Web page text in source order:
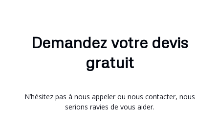
Demandez votre devis
gratuit
N’hésitez pas à nous appeler ou nous contacter, nous
serions ravies de vous aider.